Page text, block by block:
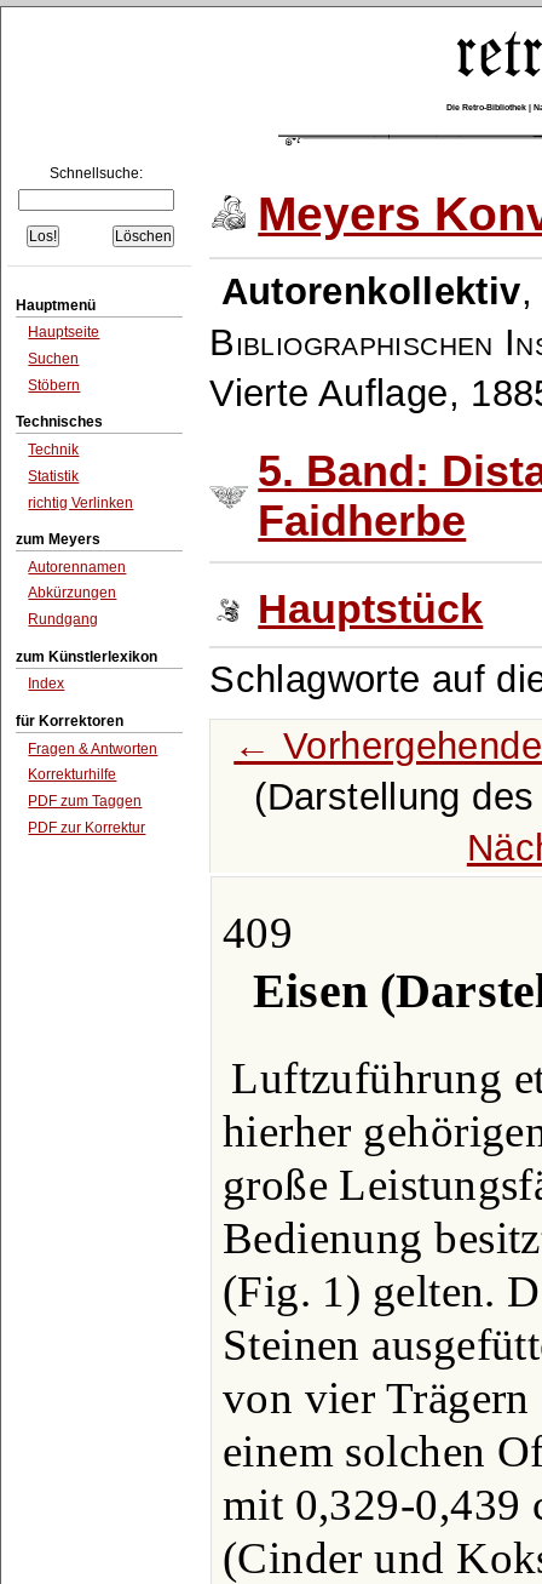
Die Retro-Bibliothek |
Schnellsuche:
Hauptmenü
Hauptseite
Suchen
Stöbern
Technisches
Technik
Statistik
richtig Verlinken
zum Meyers
Autorennamen
Abkürzungen
Rundgang
zum Künstlerlexikon
Index
für Korrektoren
Fragen & Antworten
Korrekturhilfe
PDF zum Taggen
PDF zur Korrektur
Meyers
Autorenkollektiv
Bibliographischen
Vierte Auflage,
5. Band:
Faidherbe
Hauptstück
Schlagworte auf
←
(Darstellung
409
Eisen
Luftzuführung
hierher
große
Bedienung
(Fig. 1) gelten.
Steinen
von vier
einem solchen
mit 0,329-0,439
(Cinder und